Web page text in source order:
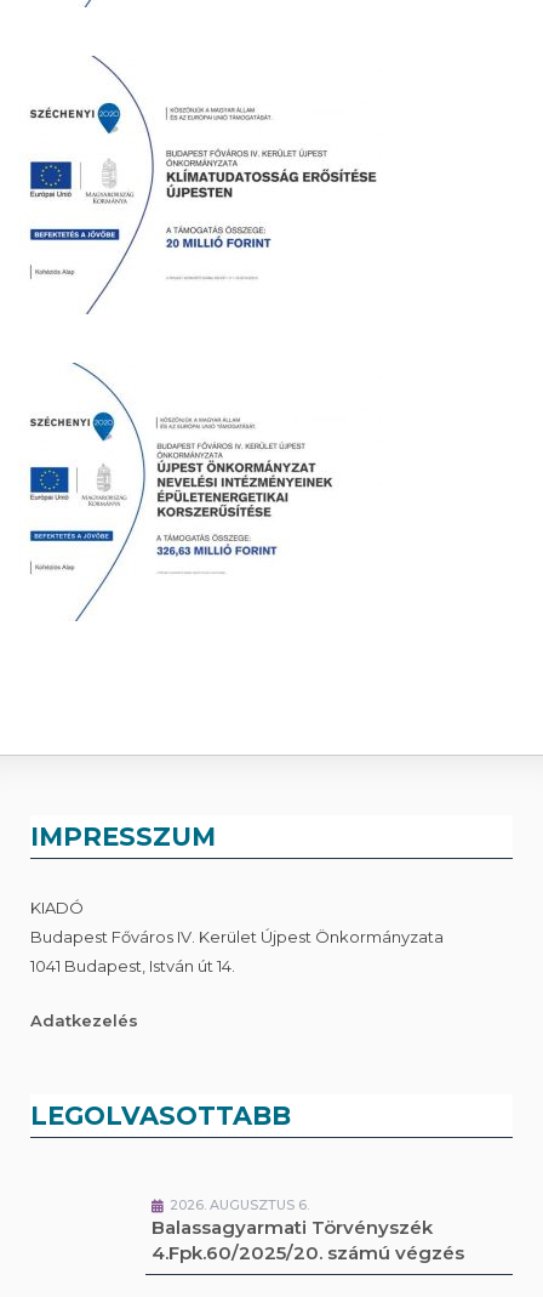
IMPRESSZUM
KIADÓ
Budapest Főváros IV. Kerület Újpest Önkormányzata
1041 Budapest, István út 14.
Adatkezelés
LEGOLVASOTTABB
2026. AUGUSZTUS 6.
Balassagyarmati Törvényszék
4.Fpk.60/2025/20. számú végzés